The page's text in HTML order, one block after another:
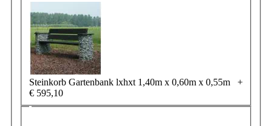
Steinkorb Gartenbank lxhxt 1,40m x 0,60m x 0,55m
+
€ 595,10